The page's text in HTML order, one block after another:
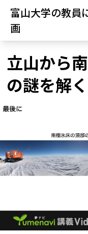
富山大学の教員
画
立山から
の謎を解く